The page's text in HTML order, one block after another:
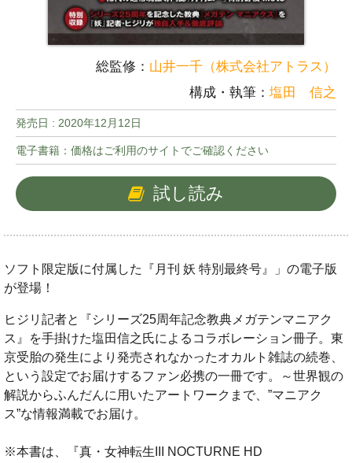
総監修： 山井一千（株式会社アトラス）
構成・執筆： 塩田 信之
発売日 : 2020年12月12日
電子書籍：価格はご利用のサイトでご確認ください
試し読み
ソフト限定版に付属した『月刊 妖 特別最終号』」の電子版
が登場！
ヒジリ記者と『シリーズ25周年記念教典メガテンマニアク
ス』を手掛けた塩田信之氏によるコラボレーション冊子。東
京受胎の発生により発売されなかったオカルト雑誌の続巻、
という設定でお届けするファン必携の一冊です。～世界観の
解説からふんだんに用いたアートワークまで、”マニアク
ス”な情報満載でお届け。
※本書は、『真・女神転生III NOCTURNE HD